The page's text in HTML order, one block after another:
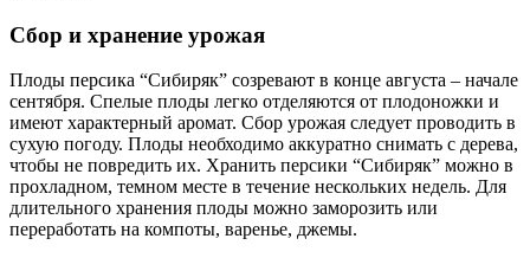
Сбор и хранение урожая
Плоды персика “Сибиряк” созревают в конце августа – начале
сентября. Спелые плоды легко отделяются от плодоножки и
имеют характерный аромат. Сбор урожая следует проводить в
сухую погоду. Плоды необходимо аккуратно снимать с дерева,
чтобы не повредить их. Хранить персики “Сибиряк” можно в
прохладном, темном месте в течение нескольких недель. Для
длительного хранения плоды можно заморозить или
переработать на компоты, варенье, джемы.